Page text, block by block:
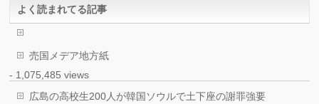
よく読まれてる記事
売国メデア地方紙
- 1,075,485 views
広島の高校生200人が韓国ソウルで土下座の謝罪強要